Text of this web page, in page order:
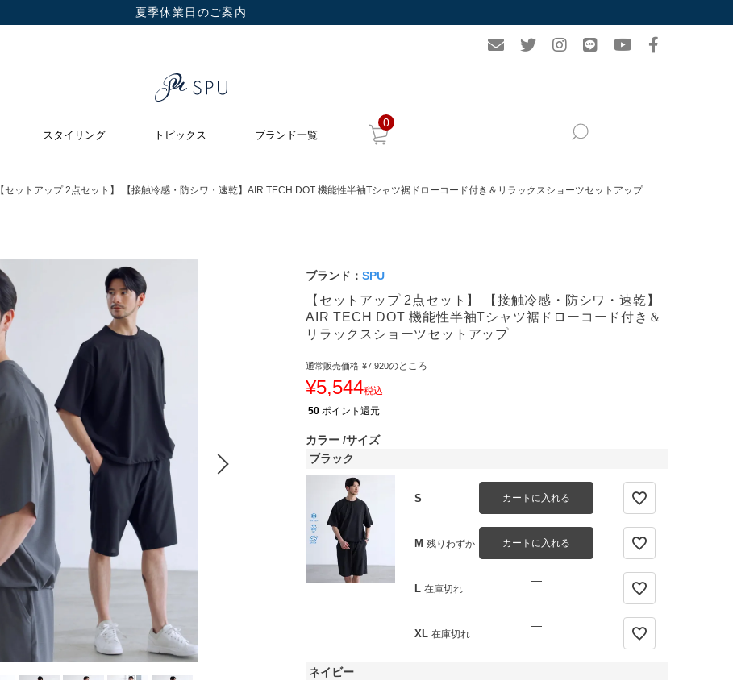
夏季休業日のご案内
スタイリング トピックス ブランド一覧
0
【セットアップ 2点セット】 【接触冷感・防シワ・速乾】AIR TECH DOT 機能性半袖Tシャツ裾ドローコード付き＆リラックスショーツセットアップ
ブランド： SPU
【セットアップ 2点セット】 【接触冷感・防シワ・速乾】
AIR TECH DOT 機能性半袖Tシャツ裾ドローコード付き＆
リラックスショーツセットアップ
通常販売価格 ¥7,920のところ
¥5,544税込
50 ポイント還元
カラー サイズ
ブラック
S カートに入れる
M 残りわずか カートに入れる
L 在庫切れ
—
XL 在庫切れ
—
ネイビー